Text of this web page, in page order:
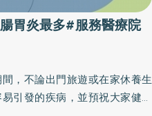
胃炎最多#服務醫療院
，不論出門旅遊或在家休養生
引發的疾病，並預祝大家健康